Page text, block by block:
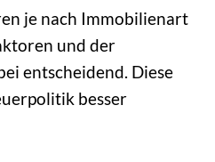
je nach Immobilienart
und der
entscheidend. Diese
besser